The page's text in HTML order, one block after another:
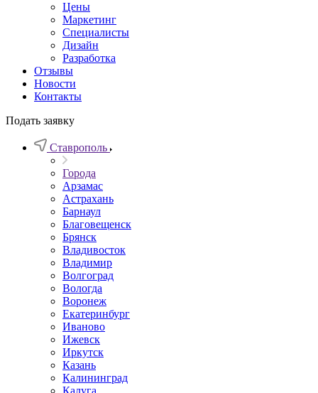
Цены
Маркетинг
Специалисты
Дизайн
Разработка
Отзывы
Новости
Контакты
Подать заявку
Ставрополь
Города
Арзамас
Астрахань
Барнаул
Благовещенск
Брянск
Владивосток
Владимир
Волгоград
Вологда
Воронеж
Екатеринбург
Иваново
Ижевск
Иркутск
Казань
Калининград
Калуга